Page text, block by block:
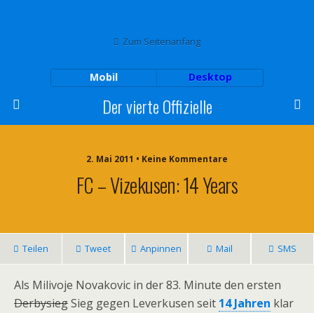
Zum Seitenanfang
Mobil Desktop
Der vierte Offizielle
2. Mai 2011 • Keine Kommentare
FC – Vizekusen: 14 Years
Teilen Tweet Anpinnen Mail SMS
Als Milivoje Novakovic in der 83. Minute den ersten
DerbysiegSieg gegen Leverkusen seit 14 Jahren klar